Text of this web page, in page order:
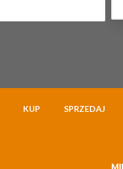
KUP SPRZEDAJ